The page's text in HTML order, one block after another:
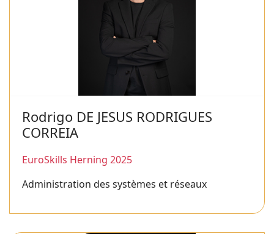
Rodrigo DE JESUS RODRIGUES
CORREIA
EuroSkills Herning 2025
Administration des systèmes et réseaux